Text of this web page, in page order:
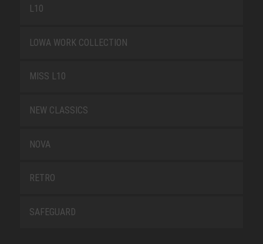
L10
LOWA WORK COLLECTION
MISS L10
NEW CLASSICS
NOVA
RETRO
SAFEGUARD